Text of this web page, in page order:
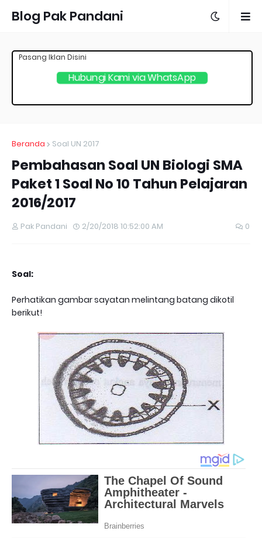
Blog Pak Pandani
Hubungi Kami via WhatsApp
Pasang Iklan Disini
Beranda Soal UN 2017
Pembahasan Soal UN Biologi SMA
Paket 1 Soal No 10 Tahun Pelajaran
2016/2017
Pak Pandani 2/20/2018 10:52:00 AM 0
Soal:
Perhatikan gambar sayatan melintang batang dikotil
berikut!